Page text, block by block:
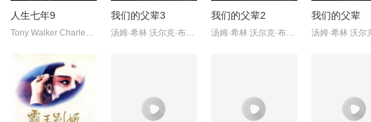
人生七年9
Tony Walker Charles Furneaux Nicholas Hitchon
我们的父辈3
汤姆·希林 沃尔克·布鲁赫 卡塔琳娜·舒特勒 米里亚姆·斯坦因
我们的父辈2
汤姆·希林 沃尔克·布鲁赫 卡塔琳娜·舒特勒 米里亚姆·斯坦因
我们的父辈